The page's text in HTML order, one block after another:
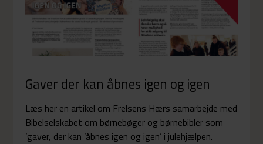
Gaver der kan åbnes igen og igen
Læs her en artikel om Frelsens Hærs samarbejde med
Bibelselskabet om børnebøger og børnebibler som
’gaver, der kan ’åbnes igen og igen’ i julehjælpen.